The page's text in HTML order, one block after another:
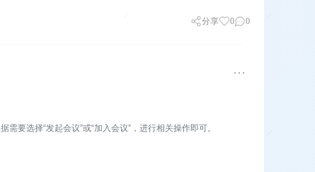
分享 0 0
要选择“发起会议”或“加入会议”，进行相关操作即可。